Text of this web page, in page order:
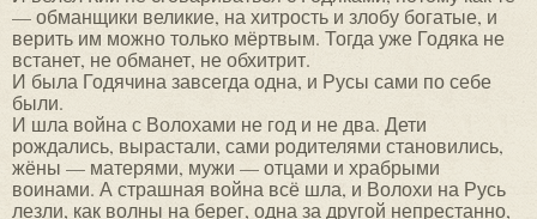
— обманщики великие, на хитрость и злобу богатые, и
верить им можно только мёртвым. Тогда уже Годяка не
встанет, не обманет, не обхитрит.
И была Годячина завсегда одна, и Русы сами по себе
были.
И шла война с Волохами не год и не два. Дети
рождались, вырастали, сами родителями становились,
жёны — матерями, мужи — отцами и храбрыми
воинами. А страшная война всё шла, и Волохи на Русь
лезли, как волны на берег, одна за другой непрестанно,